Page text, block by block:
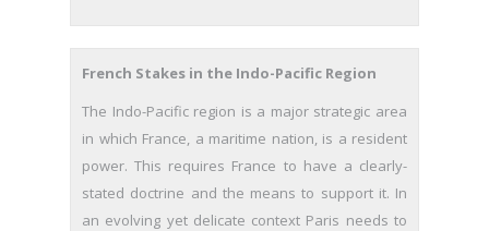
French Stakes in the Indo-Pacific Region
The Indo-Pacific region is a major strategic area
in which France, a maritime nation, is a resident
power. This requires France to have a clearly-
stated doctrine and the means to support it. In
an evolving yet delicate context Paris needs to